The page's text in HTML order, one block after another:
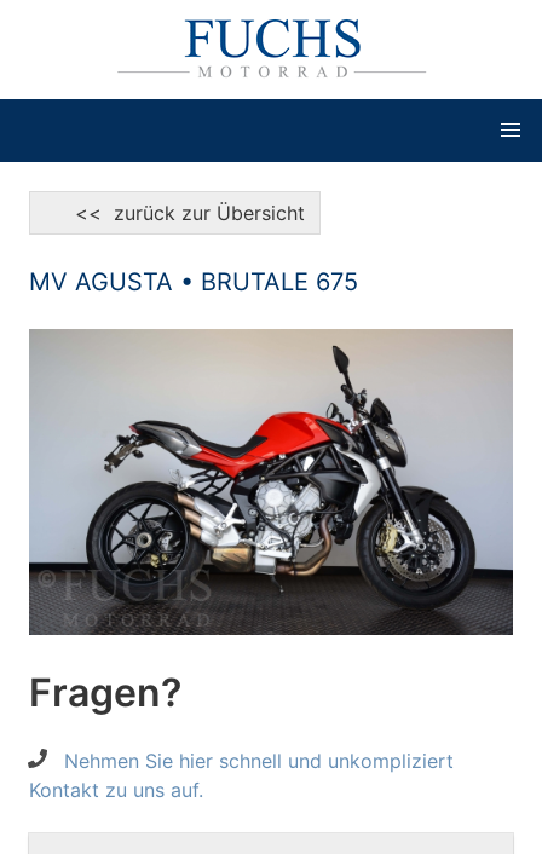
<< zurück zur Übersicht
MV AGUSTA • BRUTALE 675
Fragen?
Nehmen Sie hier schnell und unkompliziert
Kontakt zu uns auf.